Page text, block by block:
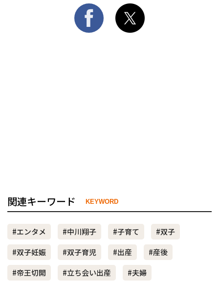
関連キーワード KEYWORD
#エンタメ #中川翔子 #子育て
#双子
#双子妊娠
#双子育児 #出産
#産後
#帝王切開
#立ち会い出産
#夫婦